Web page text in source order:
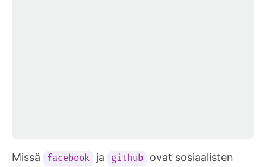
Missä facebook ja github ovat sosiaalisten